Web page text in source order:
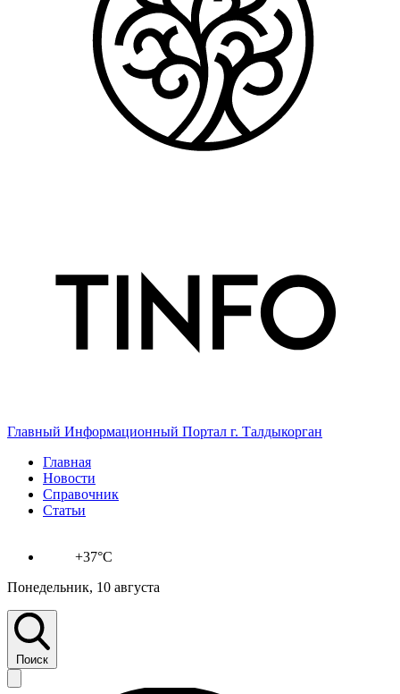
Главный Информационный Портал г. Талдыкорган
Главная
Новости
Справочник
Статьи
+37°C
Понедельник, 10 августа
Поиск